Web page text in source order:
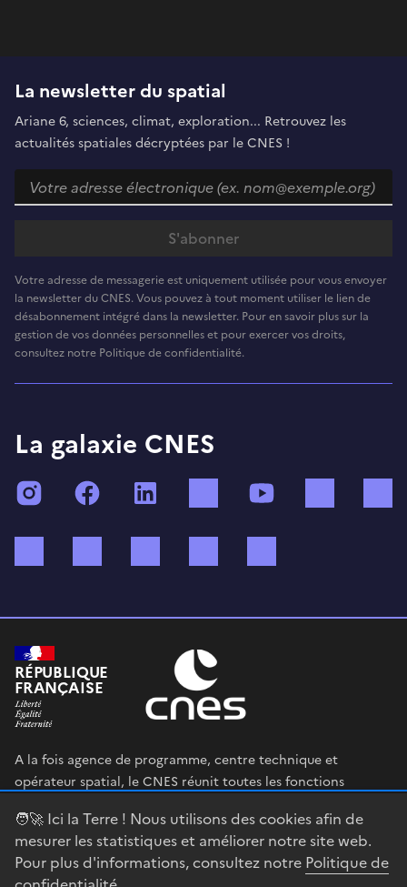
🧑‍🚀 Ici la Terre ! Nous utilisons des cookies afin de
mesurer les statistiques et améliorer notre site web.
Pour plus d'informations, consultez notre Politique de
La newsletter du spatial
Ariane 6, sciences, climat, exploration... Retrouvez les
actualités spatiales décryptées par le CNES !
Votre adresse de messagerie est uniquement utilisée pour vous envoyer
la newsletter du CNES. Vous pouvez à tout moment utiliser le lien de
désabonnement intégré dans la newsletter. Pour en savoir plus sur la
gestion de vos données personnelles et pour exercer vos droits,
consultez notre Politique de confidentialité.
La galaxie CNES
InstagramFacebook TikTok
RÉPUBLIQUE
FRANÇAISE
A la fois agence de programme, centre technique et
opérateur spatial, le CNES réunit toutes les fonctions
en œuvre sa stratégie spatiale.
legifrance.gouv.fr gouvernement.fr